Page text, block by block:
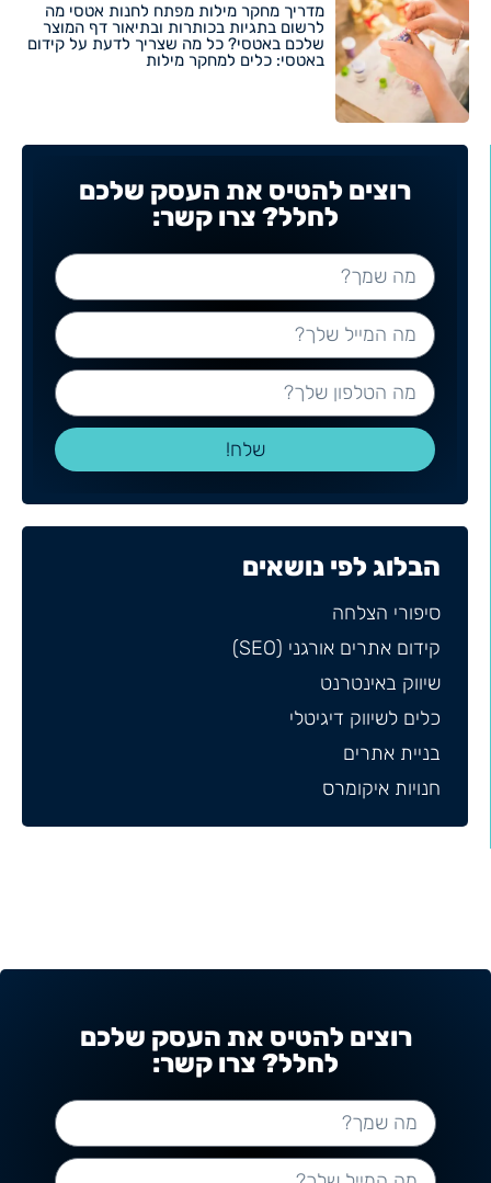
מדריך מחקר מילות מפתח לחנות אטסי מה
לרשום בתגיות בכותרות ובתיאור דף המוצר
שלכם באטסי? כל מה שצריך לדעת על קידום
באטסי: כלים למחקר מילות
רוצים להטיס את העסק שלכם
לחלל? צרו קשר:
שלח!
הבלוג לפי נושאים
סיפורי הצלחה
קידום אתרים אורגני (SEO)
שיווק באינטרנט
כלים לשיווק דיגיטלי
בניית אתרים
חנויות איקומרס
רוצים להטיס את העסק שלכם
לחלל? צרו קשר: